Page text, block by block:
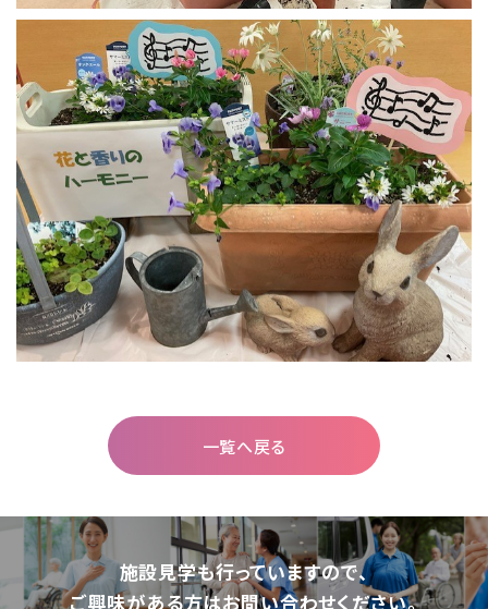
一覧へ戻る
施設⾒学も⾏っていますので、
ご興味がある⽅はお問い合わせください。